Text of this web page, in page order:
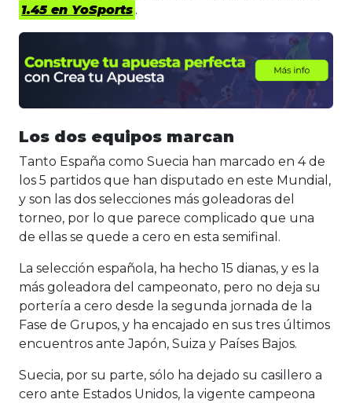
1.45 en YoSports .
Los dos equipos marcan
Tanto España como Suecia han marcado en 4 de
los 5 partidos que han disputado en este Mundial,
y son las dos selecciones más goleadoras del
torneo, por lo que parece complicado que una
de ellas se quede a cero en esta semifinal.
La selección española, ha hecho 15 dianas, y es la
más goleadora del campeonato, pero no deja su
portería a cero desde la segunda jornada de la
Fase de Grupos, y ha encajado en sus tres últimos
encuentros ante Japón, Suiza y Países Bajos.
Suecia, por su parte, sólo ha dejado su casillero a
cero ante Estados Unidos, la vigente campeona